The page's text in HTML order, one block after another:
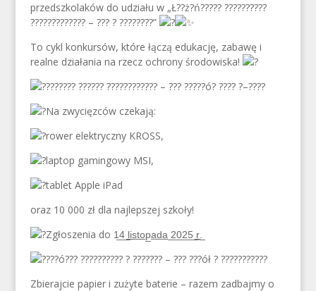
przedszkolaków do udziału w „Ł??ż?ń????? ??????????
????????????? – ??? ? ????????”
To cykl konkursów, które łączą edukację, zabawę i
realne działania na rzecz ochrony środowiska!
??????? ?????? ???????????? – ??? ?????ó? ???? ?–????
Na zwycięzców czekają:
rower elektryczny KROSS,
laptop gamingowy MSI,
tablet Apple iPad
oraz 10 000 zł dla najlepszej szkoły!
Zgłoszenia do 1̲4̲ ̲l̲i̲s̲t̲o̲p̲a̲d̲a̲ ̲2̲0̲2̲5̲ ̲r̲.̲
???ó??? ?????????? ? ??????? – ??? ???ół ? ???????????
Zbierajcie papier i zużyte baterie – razem zadbajmy o